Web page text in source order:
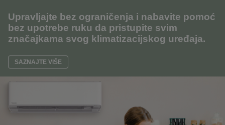
Upravljajte bez ograničenja i nabavite pomoć
bez upotrebe ruku da pristupite svim
značajkama svog klimatizacijskog uređaja.
SAZNAJTE VIŠE